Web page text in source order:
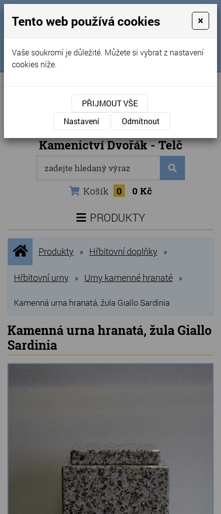
Obchodní podmínky
Kontakty
Naše kamenictví
Sledujte nás na FB
Internetový obchod
Kamenictví Dvořák - Telč
Košík 0 0 Kč
PRODUKTY
NOVINKY
NEJPRODÁVANĚJŠÍ
VÝPRODEJ
Produkty
Grilovací, pečící kameny
Lávové grilovací kameny
Kamenné truhlíky
Kamenné stoly, konferenční stolky
Barevné kamenné drti
Štípané kamenné obklady
Úvodní
stránka
Produkty » Hřbitovní doplňky »
Hřbitovní urny » Urny kamenné hranaté »
Kamenná urna hranatá, žula Giallo Sardinia
Kamenná urna hranatá, žula Giallo
Sardinia
Tento web používá cookies ×
Vaše soukromí je důležité. Můžete si vybrat z nastavení
cookies níže.
PŘIJMOUT VŠE
Nastavení
Odmítnout